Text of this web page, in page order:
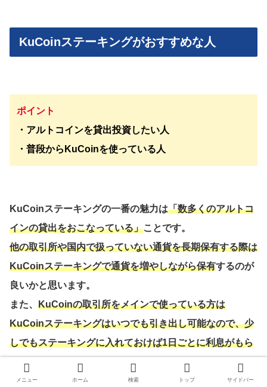
KuCoinステーキングがおすすめな人
ポイント
・アルトコインを貸出投資したい人
・普段からKuCoinを使っている人
KuCoinステーキングの一番の魅力は「数多くのアルトコ
インの貸出をおこなっている」ことです。
他の取引所や国内で扱っていない通貨を長期保有する際は
KuCoinステーキングで通貨を増やしながら保有するのが
良いかと思います。
また、 KuCoinの取引所をメインで使っている方は
KuCoinステーキングはいつでも引き出し可能なので、少
しでもステーキングに入れておけば1日ごとに利息がもら
えます。
これは日本の多くの取引所などにはない機能ですね
メニュー ホーム 検索 トップ サイドバー